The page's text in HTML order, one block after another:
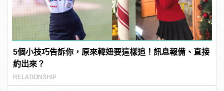
5個小技巧告訴你，原來韓妞要這樣追！訊息報備、直接
約出來？
RELATIONSHIP